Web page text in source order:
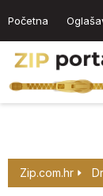
Početna
Zip.com.hr